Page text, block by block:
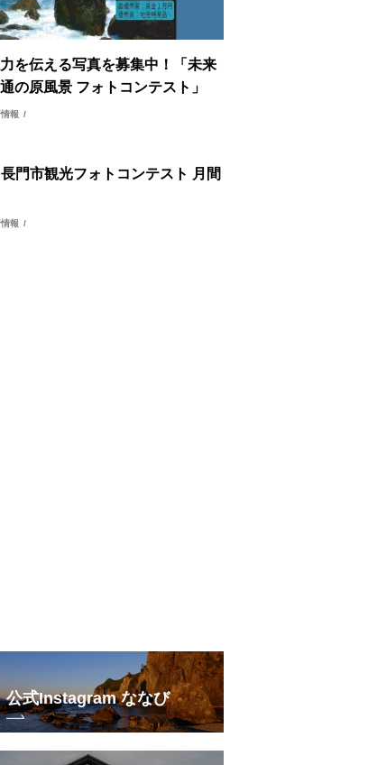
を伝える写真を募集中！「未来
の原風景 フォトコンテスト」
報 /
長門市観光フォトコンテスト 月間
報 /
公式Instagram ななび